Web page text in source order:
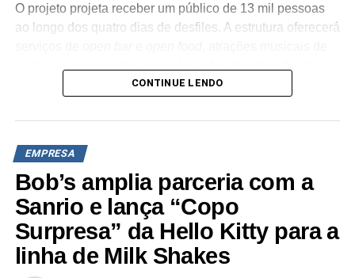
O projeto projeta receber um público de 13 mil pessoas
ao longo dos quatro dias de desfiles. A estrutura oferecerá
marcas parceiras. “O Camarote Nº1 é um projeto que faz
anualmente em mudanças para melhorar, ainda mais,
cidade maravilhosa”, destaca Marcio Esher, sócio, diretor
de negócios e marketing da Holding Clube e gestor do
Clube Nº1.
A produção do evento é assinada pela agência Banco_
em parceria com a Storymakers e a Cross Networking,
CONTINUE LENDO
EMPRESA
Bob’s amplia parceria com a
Sanrio e lança “Copo
Surpresa” da Hello Kitty para a
linha de Milk Shakes